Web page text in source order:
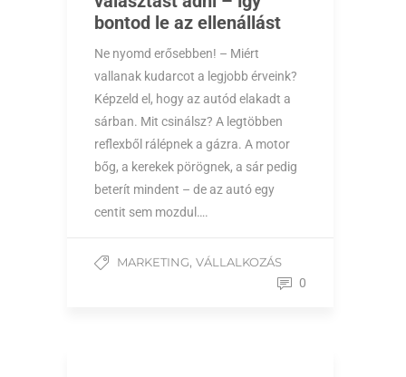
bontod le az ellenállást
Ne nyomd erősebben! – Miért
vallanak kudarcot a legjobb érveink?
Képzeld el, hogy az autód elakadt a
sárban. Mit csinálsz? A legtöbben
reflexből rálépnek a gázra. A motor
bőg, a kerekek pörögnek, a sár pedig
beterít mindent – de az autó egy
centit sem mozdul….
MARKETING, VÁLLALKOZÁS
0